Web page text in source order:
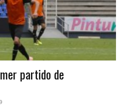
partido de